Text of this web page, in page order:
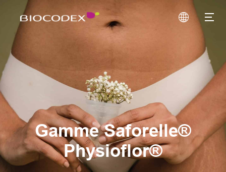
Gamme Saforelle®
Physioflor®